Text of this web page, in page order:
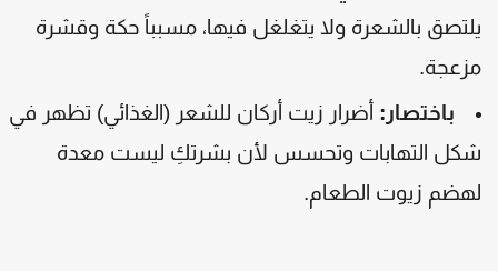
بالشعرة ولا يتغلغل فيها، مسبباً حكة وقشرة
باختصار:أضرار زيت أركان للشعر (الغذائي) تظهر في
التهابات وتحسس لأن بشرتكِ ليست معدة
زيوت الطعام.